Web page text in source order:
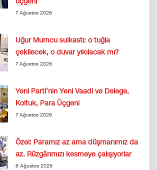
7 Ağustos 2026
Uğur Mumcu suikastı: o tuğla
çekilecek, o duvar yıkılacak mı?
7 Ağustos 2026
Yeni Parti’nin Yeni Vaadi ve Delege,
Koltuk, Para Üçgeni
7 Ağustos 2026
Özel: Paramız az ama düşmanımız da
az. Rüzgârımızı kesmeye çalışıyorlar
6 Ağustos 2026